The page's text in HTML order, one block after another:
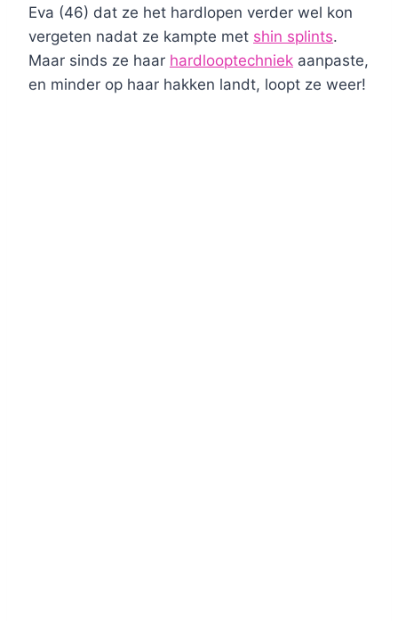
Eva (46) dat ze het hardlopen verder wel kon
vergeten nadat ze kampte met shin splints.
Maar sinds ze haar hardlooptechniek aanpaste,
en minder op haar hakken landt, loopt ze weer!